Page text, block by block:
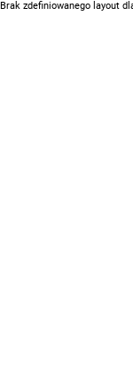
Brak zdefiniowanego layout